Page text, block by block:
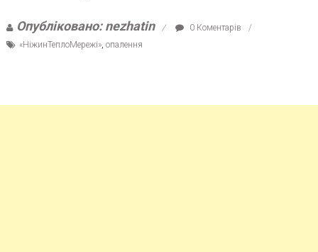
Опубліковано: nezhatin
0 Коментарів
«НіжинТеплоМережі», опалення